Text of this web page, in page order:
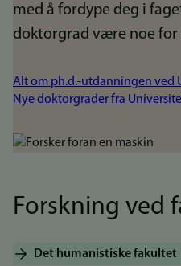
med å fordype deg i
doktorgrad være noe for
Alt om ph.d.-utdanningen ved
Nye doktorgrader fra
Bilde
Forskning ved
Det humanistiske fakultet